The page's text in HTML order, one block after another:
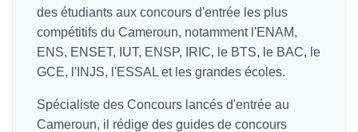
des étudiants aux concours d'entrée les plus
compétitifs du Cameroun, notamment l'ENAM,
ENS, ENSET, IUT, ENSP, IRIC, le BTS, le BAC, le
GCE, l'INJS, l'ESSAL et les grandes écoles.
Spécialiste des Concours lancés d'entrée au
Cameroun, il rédige des guides de concours